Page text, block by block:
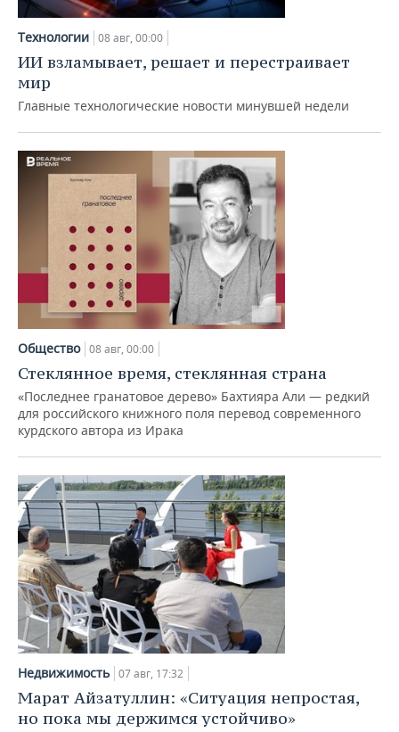
Технологии 08 авг, 00:00
ИИ взламывает, решает и перестраивает
мир
Главные технологические новости минувшей недели
Общество 08 авг, 00:00
Стеклянное время, стеклянная страна
«Последнее гранатовое дерево» Бахтияра Али — редкий
для российского книжного поля перевод современного
курдского автора из Ирака
Недвижимость 07 авг, 17:32
Марат Айзатуллин: «Ситуация непростая,
но пока мы держимся устойчиво»